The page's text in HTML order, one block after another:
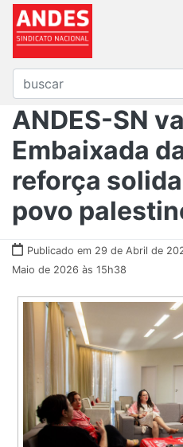
ANDES-SN
Embaixada
reforça
povo
Publicado em 29 de Abril de
Maio de 2026 às 15h38